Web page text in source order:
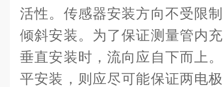
活性。传感器安装方向不受限
倾斜安装。为了保证测量管内
垂直安装时，流向应自下而上
平安装，则应尽可能保证两电